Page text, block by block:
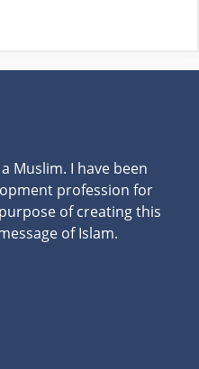
Muslim. I have been
profession for
of creating this
of Islam.